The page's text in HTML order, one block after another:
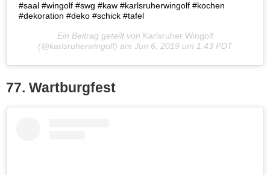
#saal #wingolf #swg #kaw #karlsruherwingolf #kochen
#dekoration #deko #schick #tafel
Ein Beitrag geteilt von Karlsruher Wingolf
(@karlsruherwingolf) am Jun 6, 2019 um 1:43 PDT
77. Wartburgfest